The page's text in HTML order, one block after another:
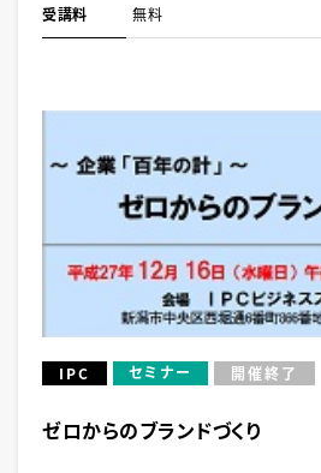
受講料 無料
IPC セミナー 開催終了
ゼロからのブランドづくり